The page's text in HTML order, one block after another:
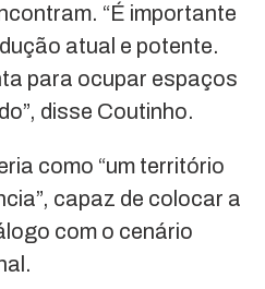
“É importante
atual e potente.
para ocupar espaços
disse Coutinho.
como “um território
capaz de colocar a
com o cenário